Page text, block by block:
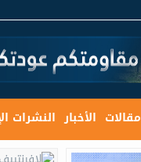
مقالات الأخبار النشرات